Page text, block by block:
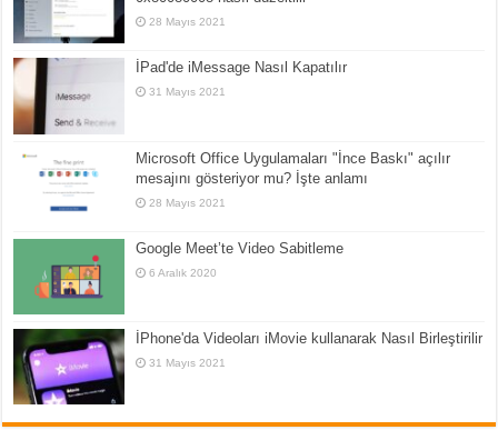
28 Mayıs 2021
İPad'de iMessage Nasıl Kapatılır
31 Mayıs 2021
Microsoft Office Uygulamaları "İnce Baskı" açılır
mesajını gösteriyor mu? İşte anlamı
28 Mayıs 2021
Google Meet’te Video Sabitleme
6 Aralık 2020
İPhone'da Videoları iMovie kullanarak Nasıl Birleştirilir
31 Mayıs 2021